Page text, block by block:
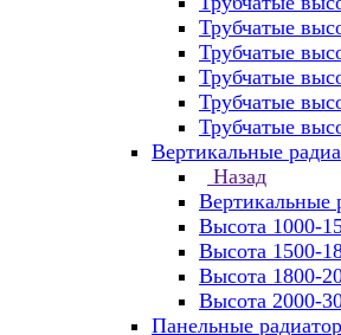
Трубчатые
Трубчатые
Трубчатые
Трубчатые
Трубчатые
Вертикальные
Назад
Вертикальные
Высота 1000-
Высота 1500-
Высота 1800-
Высота 2000-
Панельные